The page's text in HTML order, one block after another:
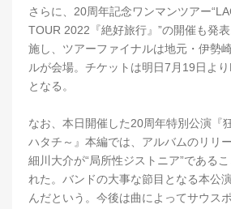
さらに、20周年記念ワンマンツアー
TOUR 2022『絶好旅行』”の開催も発
施し、ツアーファイナルは地元・伊勢
ルが会場。チケットは明日7月19日よ
となる。
なお、本日開催した20周年特別公演『
ハタチ～』本編では、アルバムのリリ
細川大介が“局所性ジストニア”である
れた。バンドの大事な節目となる本公
んだという。今後は曲によってサウス